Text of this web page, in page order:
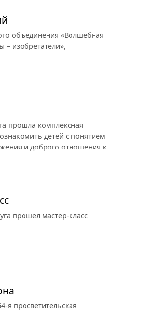
объединения «Волшебная
– изобретатели»,
прошла комплексная
детей с понятием
и доброго отношения к
прошел мастер-класс
я просветительская